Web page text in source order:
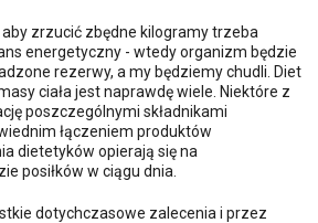
zrzucić zbędne kilogramy trzeba
energetyczny - wtedy organizm będzie
rezerwy, a my będziemy chudli. Diet
ciała jest naprawdę wiele. Niektóre z
poszczególnymi składnikami
łączeniem produktów
dietetyków opierają się na
posiłków w ciągu dnia.
dotychczasowe zalecenia i przez